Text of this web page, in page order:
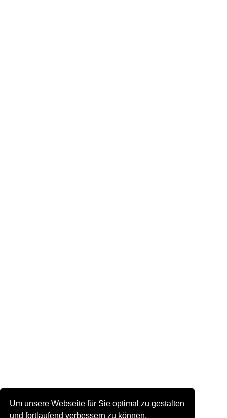
Um unsere Webseite für Sie optimal zu gestalten
und fortlaufend verbessern zu können,